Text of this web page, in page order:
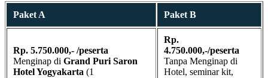
Paket A Paket B
Rp. 5.750.000,- /peserta
Menginap di Grand Puri Saron
Hotel Yogyakarta (1
Rp.
4.750.000,-/peserta
Tanpa Menginap di
Hotel, seminar kit,